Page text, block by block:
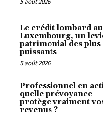
5 août 2026
Le crédit lombard au
Luxembourg, un
patrimonial des plus
puissants
5 août 2026
Professionnel en
quelle prévoyance
protège vraiment
revenus ?